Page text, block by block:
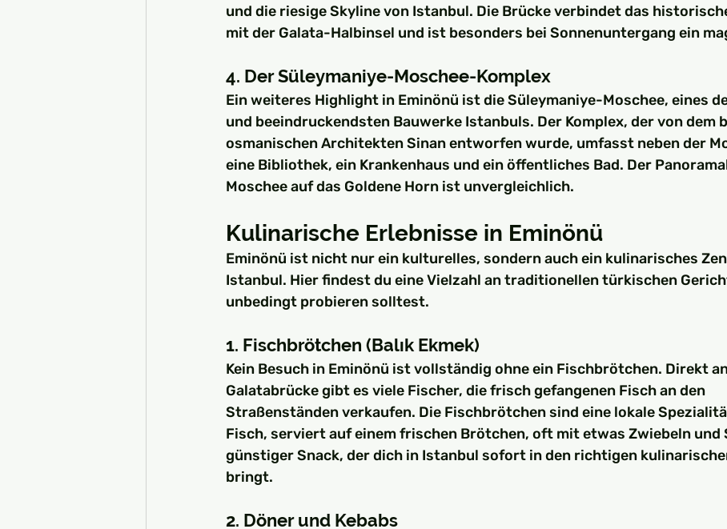
und die riesige Skyline von Istanbul. Die Brücke verbindet das
mit der Galata-Halbinsel und ist besonders bei Sonnenuntergang ein
4. Der Süleymaniye-Moschee-Komplex
Ein weiteres Highlight in Eminönü ist die Süleymaniye-Moschee, eines
und beeindruckendsten Bauwerke Istanbuls. Der Komplex, der von dem
osmanischen Architekten Sinan entworfen wurde, umfasst neben der
eine Bibliothek, ein Krankenhaus und ein öffentliches Bad. Der
Moschee auf das Goldene Horn ist unvergleichlich.
Kulinarische Erlebnisse in Eminönü
Eminönü ist nicht nur ein kulturelles, sondern auch ein kulinarisches
Istanbul. Hier findest du eine Vielzahl an traditionellen türkischen
unbedingt probieren solltest.
1. Fischbrötchen (Balık Ekmek)
Kein Besuch in Eminönü ist vollständig ohne ein Fischbrötchen. Direkt
Galatabrücke gibt es viele Fischer, die frisch gefangenen Fisch an den
Straßenständen verkaufen. Die Fischbrötchen sind eine lokale
Fisch, serviert auf einem frischen Brötchen, oft mit etwas Zwiebeln und
günstiger Snack, der dich in Istanbul sofort in den richtigen
bringt.
2. Döner und Kebabs